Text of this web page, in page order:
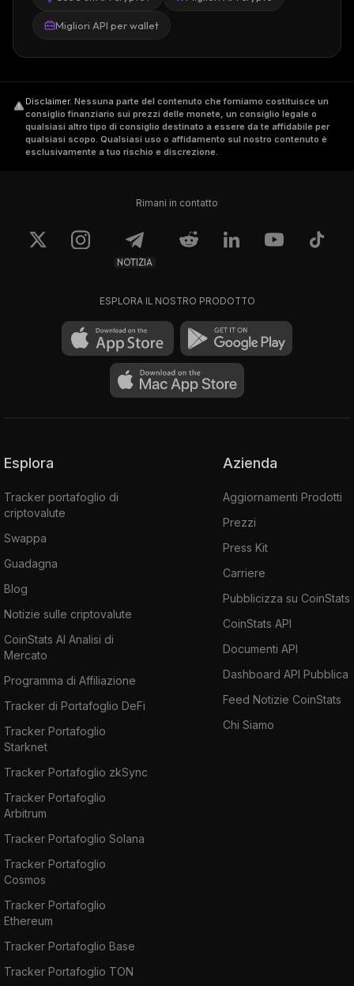
Migliori API per wallet
Disclaimer. Nessuna parte del contenuto che forniamo costituisce un
consiglio finanziario sui prezzi delle monete, un consiglio legale o
qualsiasi altro tipo di consiglio destinato a essere da te affidabile per
qualsiasi scopo. Qualsiasi uso o affidamento sul nostro contenuto è
esclusivamente a tuo rischio e discrezione.
Rimani in contatto
NOTIZIA
ESPLORA IL NOSTRO PRODOTTO
Esplora
Tracker portafoglio di
criptovalute
Swappa
Guadagna
Blog
Notizie sulle criptovalute
CoinStats AI Analisi di
Mercato
Programma di Affiliazione
Tracker di Portafoglio DeFi
Tracker Portafoglio
Starknet
Tracker Portafoglio zkSync
Tracker Portafoglio
Arbitrum
Tracker Portafoglio Solana
Tracker Portafoglio
Cosmos
Tracker Portafoglio
Ethereum
Tracker Portafoglio Base
Tracker Portafoglio TON
Azienda
Aggiornamenti Prodotti
Prezzi
Press Kit
Carriere
Pubblicizza su CoinStats
CoinStats API
Documenti API
Dashboard API Pubblica
Feed Notizie CoinStats
Chi Siamo